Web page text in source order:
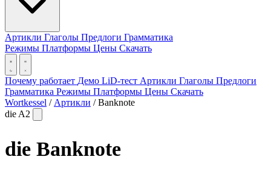
Артикли Глаголы Предлоги Грамматика
Режимы Платформы Цены Скачать
Почему работает Демо LiD-тест Артикли Глаголы Предлоги
Грамматика Режимы Платформы Цены Скачать
Wortkessel / Артикли / Banknote
die A2
die Banknote